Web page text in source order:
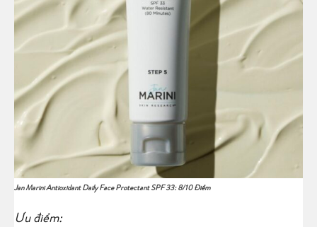
Jan Marini Antioxidant Daily Face Protectant SPF 33: 8/10 Điểm
Ưu điểm: